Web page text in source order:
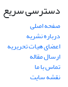
دسترسی سریع
صفحه اصلی
درباره نشریه
اعضای هیات تحریریه
ارسال مقاله
تماس با ما
نقشه سایت